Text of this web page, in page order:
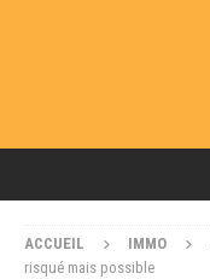
ACCUEIL IMMO
risqué mais possible